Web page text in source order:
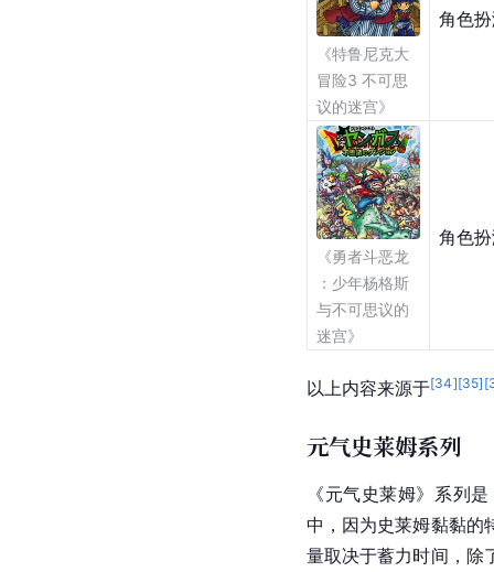
《特鲁尼克大
冒险3 不可思
议的迷宫》
角色
《勇者斗恶龙
：少年杨格斯
与不可思议的
迷宫》
角色
以上内容来源于[34][35] [
元气史莱姆系列
《元气史莱姆》系列
中，因为史莱姆黏黏的
量取决于蓄力时间，除